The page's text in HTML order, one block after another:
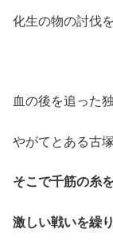
化生の物の討伐
血の後を追った
やがてとある古
そこで千筋の糸
激しい戦いを繰り